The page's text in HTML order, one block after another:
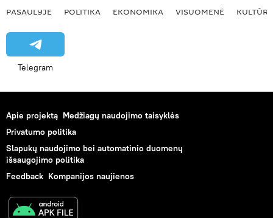
PASAULYJE POLITIKA EKONOMIKA VISUOMENĖ KULTŪRA
Telegram
Apie projektą Medžiagų naudojimo taisyklės
Privatumo politika
Slapukų naudojimo bei automatinio duomenų
išsaugojimo politika
Feedback Kompanijos naujienos